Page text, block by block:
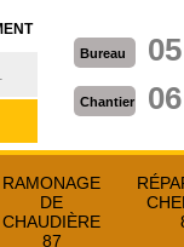
Bureau
Chantier
RAMONAGE
DE
CHAUDIÈRE
87